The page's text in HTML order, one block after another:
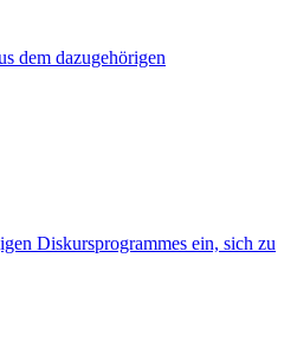
dem dazugehörigen
Diskursprogrammes ein, sich zu